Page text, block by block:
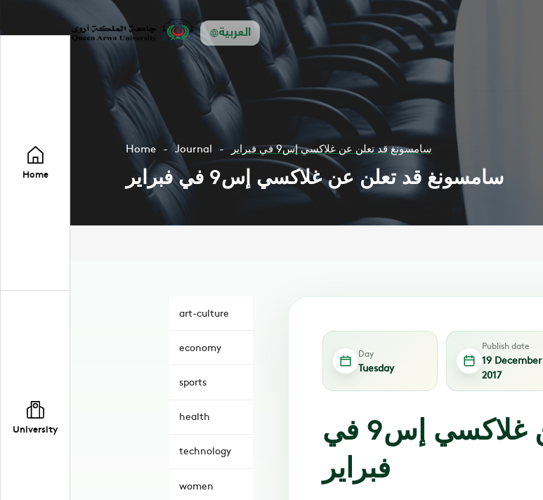
العربية
Home
University
Home Journal سامسونغ قد تعلن عن غلاكسي إس9 في فبراير
سامسونغ قد تعلن عن غلاكسي إس9 في فبراير
art-culture
economy
sports
health
technology
women
Day
Tuesday
Publish date
19 December
2017
سامسونغ قد تعلن عن غلاكسي إس9 في
فبراير